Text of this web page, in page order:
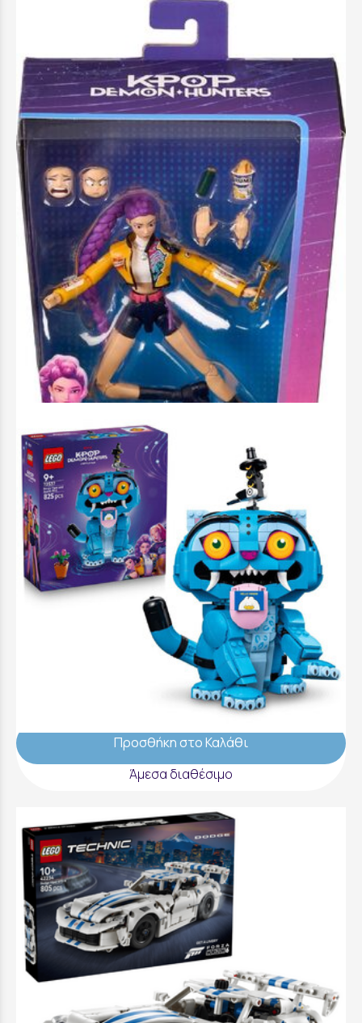
K-Pop Demon Hunters Φιγούρες 15εκ. με
Εκφράσεις Και Αξεσουάρ Rumi - JYR30
29,99 €
Προσθήκη στο Καλάθι
Άμεσα διαθέσιμο
LEGO Kpop Demon Hunters Derpy Tiger And
Sussie Bird - 72537
72,99 €
Προσθήκη στο Καλάθι
Άμεσα διαθέσιμο